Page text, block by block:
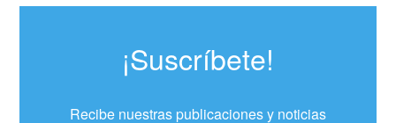
¡Suscríbete!
Recibe nuestras publicaciones y noticias